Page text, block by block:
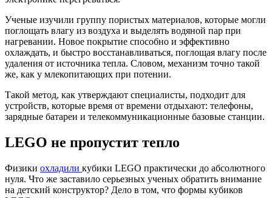
Ученые изучили группу пористых материалов, которые могли
поглощать влагу из воздуха и выделять водяной пар при
нагревании. Новое покрытие способно и эффективно
охлаждать, и быстро восстанавливаться, поглощая влагу после
удаления от источника тепла. Словом, механизм точно такой
же, как у млекопитающих при потении.
Такой метод, как утверждают специалисты, подходит для
устройств, которые время от времени отдыхают: телефоны,
зарядные батареи и телекоммуникационные базовые станции.
LEGO не пропустит тепло
Физики охладили кубики LEGO практически до абсолютного
нуля. Что же заставило серьезных ученых обратить внимание
на детский конструктор? Дело в том, что формы кубиков